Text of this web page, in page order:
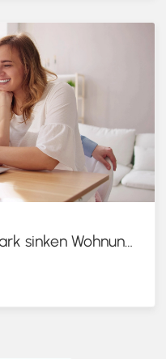
Pendeln lohnt sich: So stark sinken Wohnungspreise im Umland